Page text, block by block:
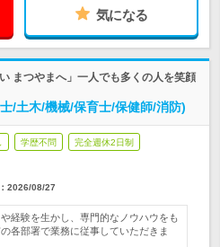
気になる
まつやまへ」一人でも多くの人を笑顔
/土木/機械/保育士/保健師/消防)
学歴不問 完全週休2日制
2026/08/27
経験を生かし、専門的なノウハウをも
各部署で業務に従事していただきま